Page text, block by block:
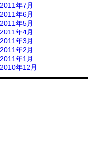
2011年7月
2011年6月
2011年5月
2011年4月
2011年3月
2011年2月
2011年1月
2010年12月